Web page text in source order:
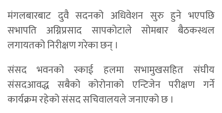
मंगलबारबाट दुवै सदनको अधिवेशन सुरु हुने भएपछि
सभापति अग्निप्रसाद सापकोटाले सोमबार बैठकस्थल
लगायतको निरीक्षण गरेका छन् ।
संसद भवनको स्काई हलमा सभामुखसहित संघीय
संसदआवद्ध सबैको कोरोनाको एन्टिजेन परीक्षण गर्ने
कार्यक्रम रहेको संसद सचिवालयले जनाएको छ ।